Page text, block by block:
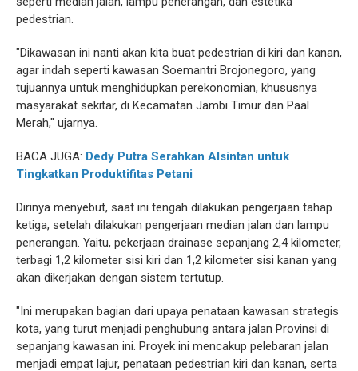
pedestrian.
"Dikawasan ini nanti akan kita buat pedestrian di kiri dan kanan,
agar indah seperti kawasan Soemantri Brojonegoro, yang
tujuannya untuk menghidupkan perekonomian, khususnya
masyarakat sekitar, di Kecamatan Jambi Timur dan Paal
Merah," ujarnya.
BACA JUGA: Dedy Putra Serahkan Alsintan untuk
Tingkatkan Produktifitas Petani
Dirinya menyebut, saat ini tengah dilakukan pengerjaan tahap
ketiga, setelah dilakukan pengerjaan median jalan dan lampu
penerangan. Yaitu, pekerjaan drainase sepanjang 2,4 kilometer,
terbagi 1,2 kilometer sisi kiri dan 1,2 kilometer sisi kanan yang
akan dikerjakan dengan sistem tertutup.
"Ini merupakan bagian dari upaya penataan kawasan strategis
kota, yang turut menjadi penghubung antara jalan Provinsi di
sepanjang kawasan ini. Proyek ini mencakup pelebaran jalan
menjadi empat lajur, penataan pedestrian kiri dan kanan, serta